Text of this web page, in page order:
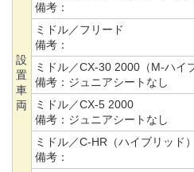
設
置
車
両
備考：
ミドル／フリード
備考：
ミドル／CX-30 2000（M-ハイ
備考： ジュニアシートなし
ミドル／CX-5 2000
備考： ジュニアシートなし
ミドル／C-HR（ハイブリッド）
備考：